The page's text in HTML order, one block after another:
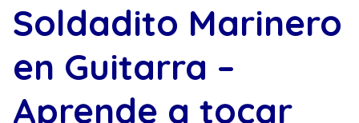
Soldadito Marinero
en Guitarra –
Aprende a tocar